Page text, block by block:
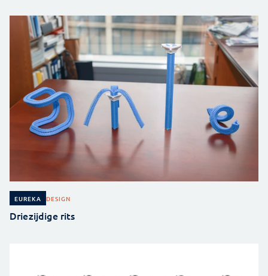
EUREKA DESIGN
Driezijdige rits